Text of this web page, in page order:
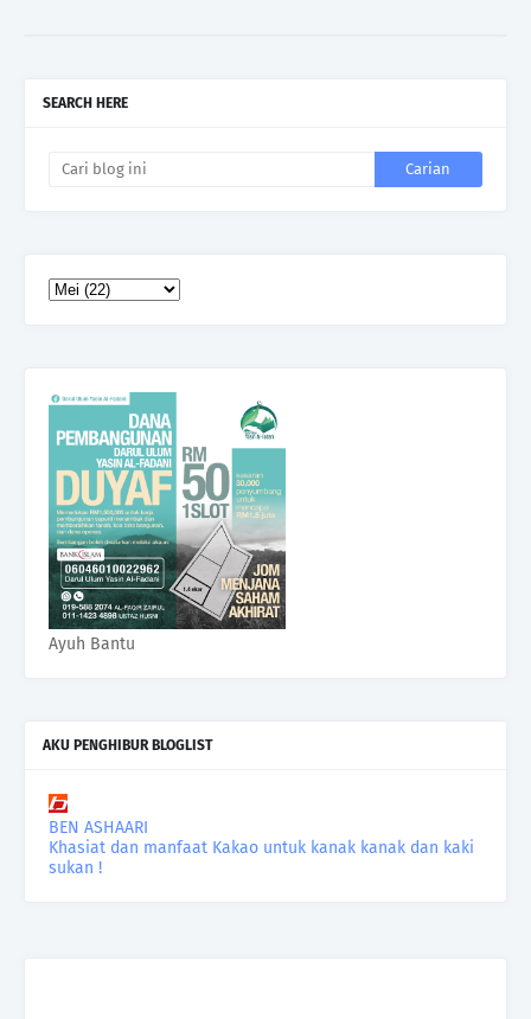
SEARCH HERE
Ayuh Bantu
AKU PENGHIBUR BLOGLIST
BEN ASHAARI
Khasiat dan manfaat Kakao untuk kanak kanak dan kaki
sukan !